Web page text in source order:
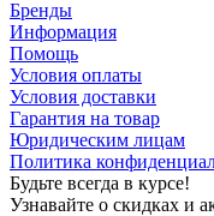
Бренды
Информация
Помощь
Условия оплаты
Условия доставки
Гарантия на товар
Юридическим лицам
Политика
Будьте всегда в курсе!
Узнавайте о скидках и